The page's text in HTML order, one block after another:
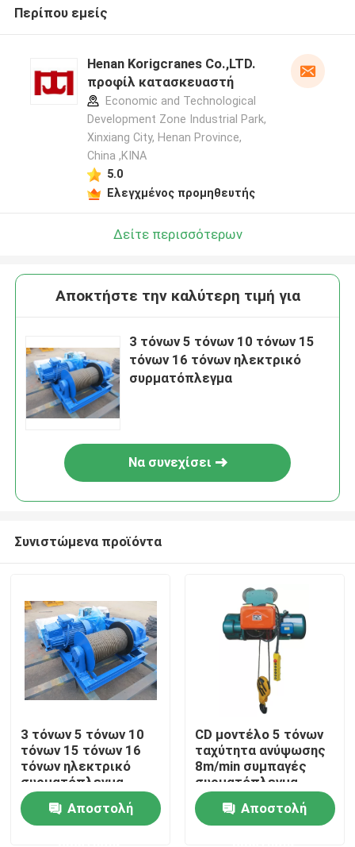
Αρχική Σελίδα
Προϊόντα
Περίπου εμείς
Henan Korigcranes Co.,LTD.
προφίλ κατασκευαστή
Economic and Technological
Development Zone Industrial Park,
Xinxiang City, Henan Province,
China ,ΚΙΝΑ
5.0
Ελεγχμένος προμηθευτής
Δείτε περισσότερων
Αποκτήστε την καλύτερη τιμή για
3 τόνων 5 τόνων 10 τόνων 15
τόνων 16 τόνων ηλεκτρικό
συρματόπλεγμα
Να συνεχίσει
Συνιστώμενα προϊόντα
3 τόνων 5 τόνων 10
τόνων 15 τόνων 16
τόνων ηλεκτρικό
συρματόπλεγμα
Αποστολή
CD μοντέλο 5 τόνων
ταχύτητα ανύψωσης
8m/min συμπαγές
συρματόπλεγμα
Αποστολή